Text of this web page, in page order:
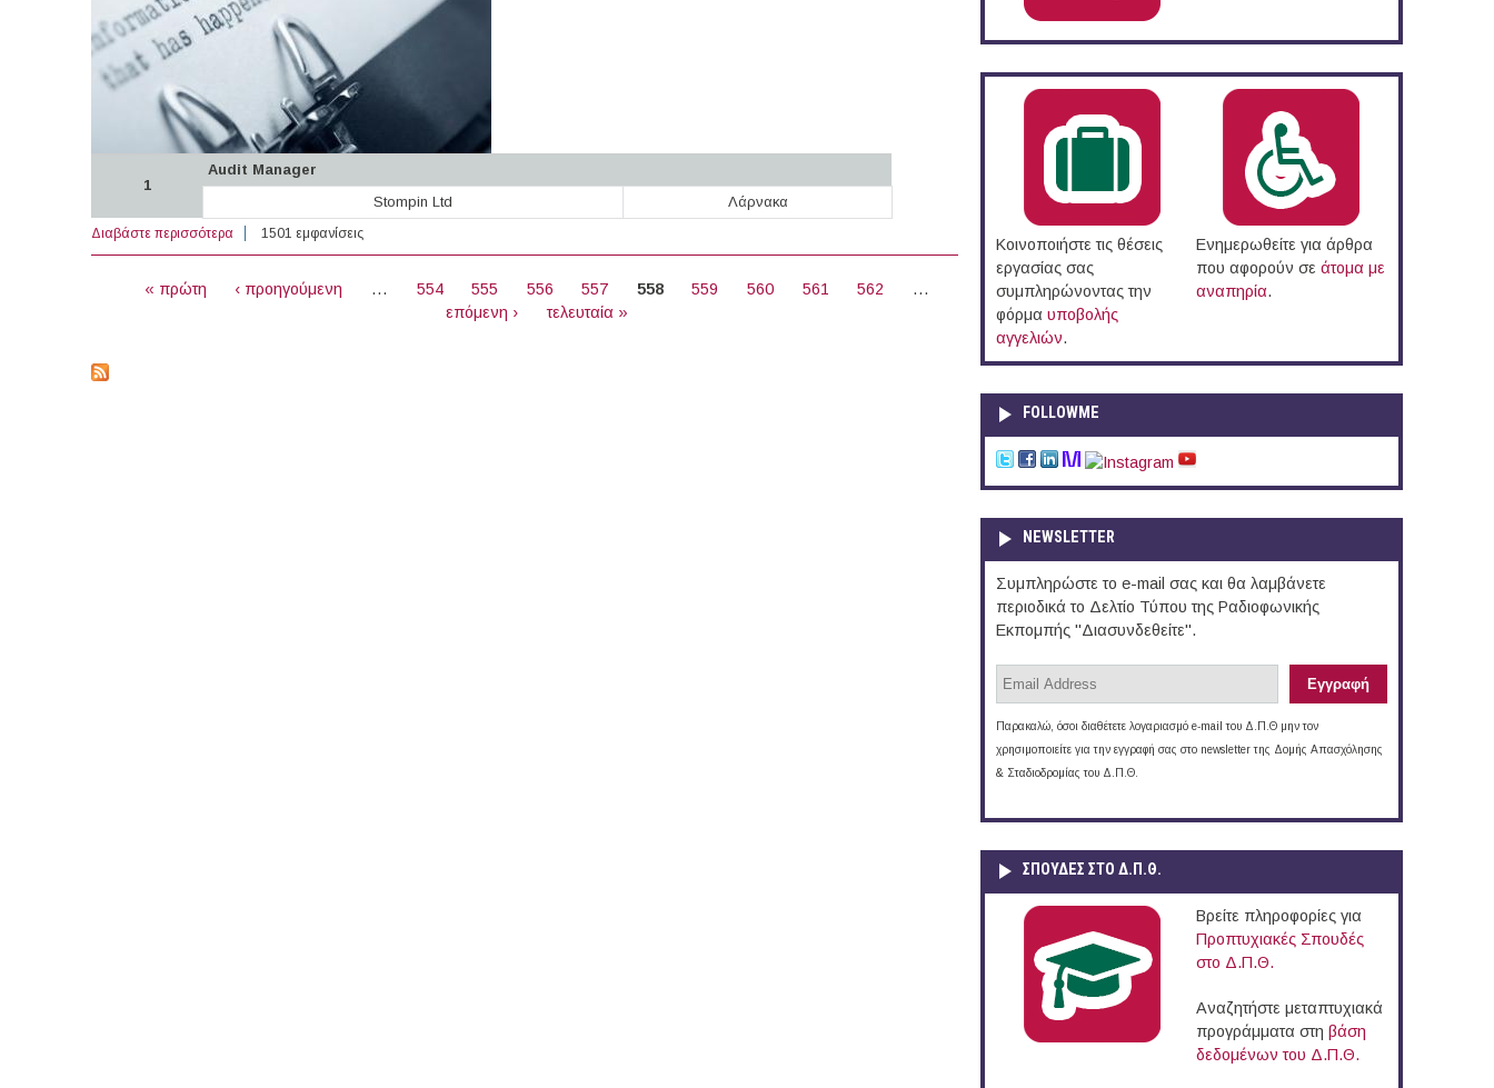
1
Audit Manager
Stompin Ltd
Λάρνακα
Διαβάστε περισσότερα για 104 θέσεις εργασίας στον Ιδιωτικό Τομέα στην Κύπρο (07-04-2021)
1501 εμφανίσεις
« πρώτη ‹ προηγούμενη … 554 555 556 557 558 559 560 561 562
…
επόμενη ›
τελευταία »
Κοινοποιήστε τις θέσεις
εργασίας σας
συμπληρώνοντας την
φόρμα υποβολής
αγγελιών.
Ενημερωθείτε για άρθρα
που αφορούν σε άτομα με
αναπηρία.
FOLLOWME
NEWSLETTER
Συμπληρώστε το e-mail σας και θα λαμβάνετε
περιοδικά το Δελτίο Τύπου της Ραδιοφωνικής
Εκπομπής "Διασυνδεθείτε".
Παρακαλώ, όσοι διαθέτετε λογαριασμό e-mail του Δ.Π.Θ μην τον
χρησιμοποιείτε για την εγγραφή σας στο newsletter της Δομής Απασχόλησης
& Σταδιοδρομίας του Δ.Π.Θ.
ΣΠΟΥΔΈΣ ΣΤΟ Δ.Π.Θ.
Βρείτε πληροφορίες για
Προπτυχιακές Σπουδές
στο Δ.Π.Θ.
Αναζητήστε μεταπτυχιακά
προγράμματα στη βάση
δεδομένων του Δ.Π.Θ.